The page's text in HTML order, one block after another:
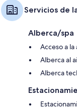
Servicios de
Alberca/spa
Acceso a la
Alberca al
Alberca